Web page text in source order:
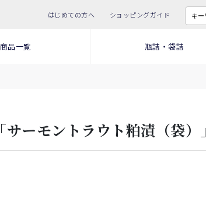
はじめての方へ ショッピングガイド
商品一覧 瓶詰・袋詰
「サーモントラウト粕漬（袋）」